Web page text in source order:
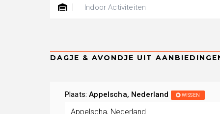
Indoor Activiteiten
Plaats:Appelscha, Nederland WISSEN